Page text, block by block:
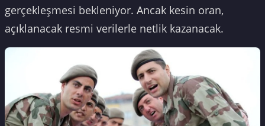
gerçekleşmesi bekleniyor. Ancak kesin oran,
açıklanacak resmi verilerle netlik kazanacak.